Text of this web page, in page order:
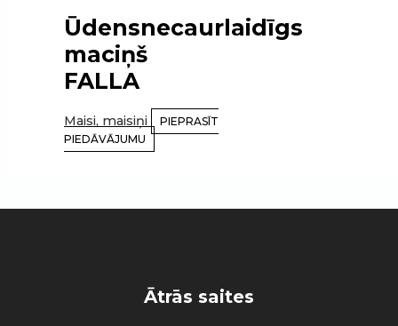
Ūdensnecaurlaidīgs
maciņš
FALLA
Maisi, maisiņi
PIEPRASĪT
PIEDĀVĀJUMU
Ātrās saites